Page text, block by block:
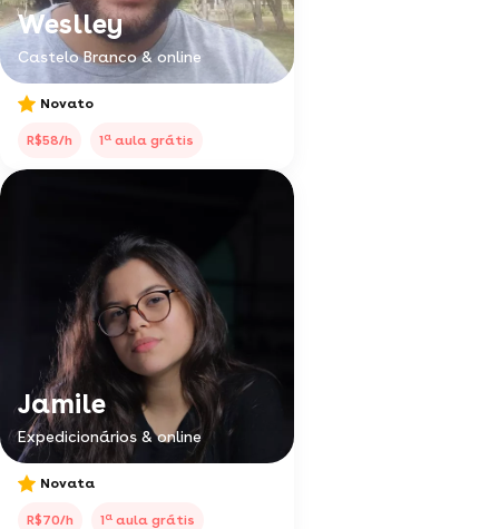
Weslley
Castelo Branco & online
Novato
R$58/h 1a aula grátis
Jamile
Expedicionários & online
Novata
R$70/h 1a aula grátis